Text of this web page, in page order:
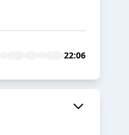
22:06